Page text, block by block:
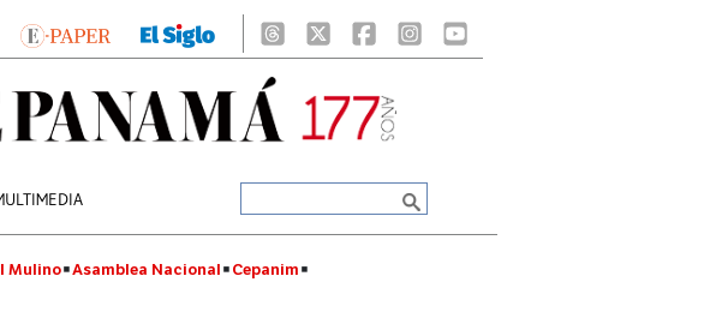
Mulino Asamblea Nacional Cepanim